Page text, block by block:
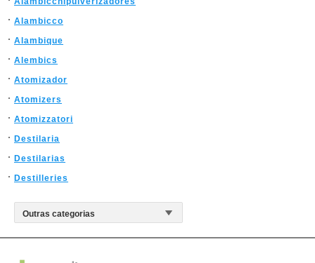
Alambicco
Alambique
Alembics
Atomizador
Atomizers
Atomizzatori
Destilaria
Destilarias
Destilleries